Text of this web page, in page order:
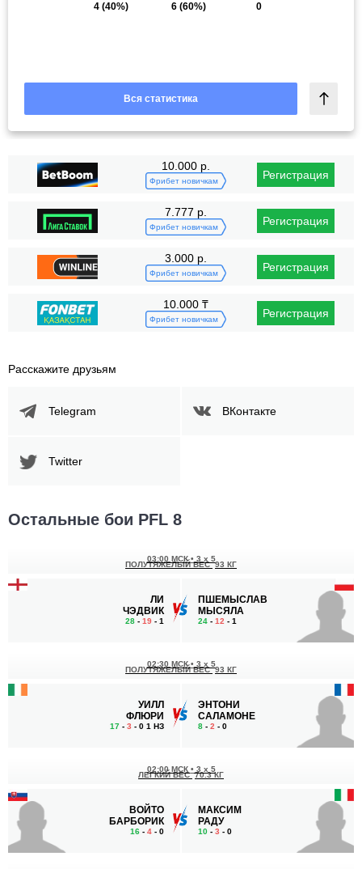
4(40%)
6 (60%)
0
Вся статистика
10.000 р.
Фрибет новичкам Регистрация
7.777 р.
Фрибет новичкам Регистрация
3.000 р.
Фрибет новичкам Регистрация
10.000 ₸
Фрибет новичкам Регистрация
Расскажите друзьям
Telegram ВКонтакте
Twitter
Остальные бои PFL 8
ЛИ
ЧЭДВИК
28 - 19 - 1
03:00 МСК• 3 x 5
ПОЛУТЯЖЕЛЫЙ ВЕС 93 КГ
ПШЕМЫСЛАВ
МЫСЯЛА
24 - 12 - 1
УИЛЛ
ФЛЮРИ
17 - 3 - 0 1 НЗ
02:30 МСК• 3 x 5
ПОЛУТЯЖЕЛЫЙ ВЕС 93 КГ
ЭНТОНИ
САЛАМОНЕ
8 - 2 - 0
ВОЙТО
БАРБОРИК
16 - 4 - 0
02:00 МСК • 3 x 5
ЛЕГКИЙ ВЕС 70.3 КГ
МАКСИМ
РАДУ
10 - 3 - 0